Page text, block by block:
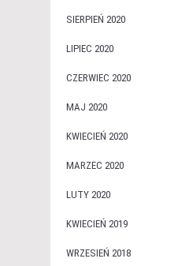
SIERPIEŃ 2020
LIPIEC 2020
CZERWIEC 2020
MAJ 2020
KWIECIEŃ 2020
MARZEC 2020
LUTY 2020
KWIECIEŃ 2019
WRZESIEŃ 2018